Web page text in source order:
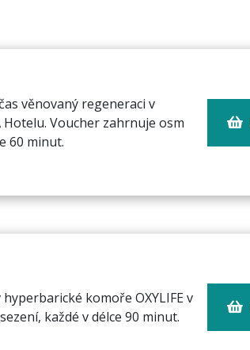
věnovaný regeneraci v
Hotelu. Voucher zahrnuje osm
60 minut.
komoře OXYLIFE v
každé v délce 90 minut.